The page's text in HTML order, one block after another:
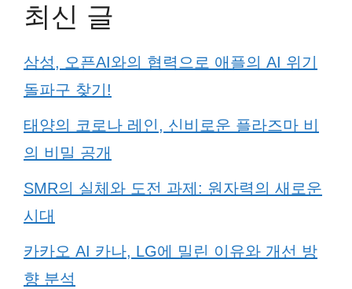
최신 글
삼성, 오픈AI와의 협력으로 애플의 AI 위기
돌파구 찾기!
태양의 코로나 레인, 신비로운 플라즈마 비
의 비밀 공개
SMR의 실체와 도전 과제: 원자력의 새로운
시대
카카오 AI 카나, LG에 밀린 이유와 개선 방
향 분석